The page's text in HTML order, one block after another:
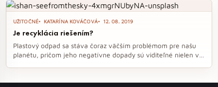
UŽITOČNÉ KATARÍNA KOVÁČOVÁ 12. 08. 2019
Je recyklácia riešením?
Plastový odpad sa stáva čoraz väčším problémom pre našu
planétu, pričom jeho negatívne dopady sú viditeľné nielen v
schopnosti, druhí sa snažia plasty nahradiť ekologickejšími